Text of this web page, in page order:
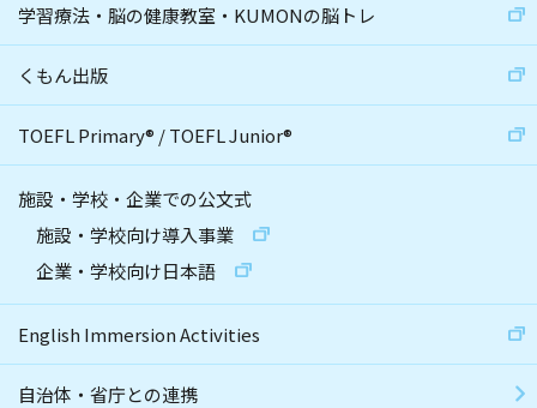
学習療法・脳の健康教室・KUMONの脳トレ
くもん出版
TOEFL Primary® /TOEFL Junior®
施設・学校・企業での公文式
施設・学校向け導入事業
企業・学校向け日本語
English Immersion Activities
自治体・省庁との連携